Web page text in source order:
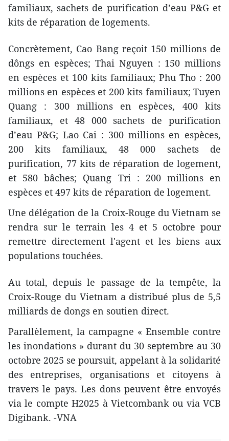
familiaux, sachets de purification d’eau P&G et
kits de réparation de logements.
Concrètement, Cao Bang reçoit 150 millions de
dôngs en espèces; Thai Nguyen : 150 millions
en espèces et 100 kits familiaux; Phu Tho : 200
millions en espèces et 200 kits familiaux; Tuyen
Quang : 300 millions en espèces, 400 kits
familiaux, et 48 000 sachets de purification
d’eau P&G; Lao Cai : 300 millions en espèces,
200 kits familiaux, 48 000 sachets de
purification, 77 kits de réparation de logement,
et 580 bâches; Quang Tri : 200 millions en
espèces et 497 kits de réparation de logement.
Une délégation de la Croix-Rouge du Vietnam se
rendra sur le terrain les 4 et 5 octobre pour
remettre directement l'agent et les biens aux
populations touchées.
Au total, depuis le passage de la tempête, la
Croix-Rouge du Vietnam a distribué plus de 5,5
milliards de dongs en soutien direct.
Parallèlement, la campagne « Ensemble contre
les inondations » durant du 30 septembre au 30
octobre 2025 se poursuit, appelant à la solidarité
des entreprises, organisations et citoyens à
travers le pays. Les dons peuvent être envoyés
via le compte H2025 à Vietcombank ou via VCB
Digibank. -VNA